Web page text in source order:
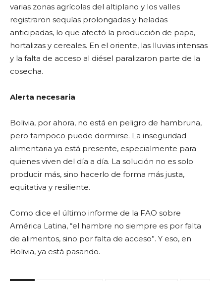
varias zonas agrícolas del altiplano y los valles
registraron sequías prolongadas y heladas
anticipadas, lo que afectó la producción de papa,
hortalizas y cereales. En el oriente, las lluvias intensas
y la falta de acceso al diésel paralizaron parte de la
cosecha.
Alerta necesaria
Bolivia, por ahora, no está en peligro de hambruna,
pero tampoco puede dormirse. La inseguridad
alimentaria ya está presente, especialmente para
quienes viven del día a día. La solución no es solo
producir más, sino hacerlo de forma más justa,
equitativa y resiliente.
Como dice el último informe de la FAO sobre
América Latina, “el hambre no siempre es por falta
de alimentos, sino por falta de acceso”. Y eso, en
Bolivia, ya está pasando.